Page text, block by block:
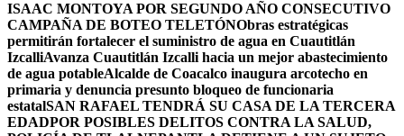
ISAAC MONTOYA POR SEGUNDO AÑO CONSECUTIVO
CAMPAÑA DE BOTEO TELETÓNObras estratégicas
permitirán fortalecer el suministro de agua en Cuautitlán
IzcalliAvanza Cuautitlán Izcalli hacia un mejor abastecimiento
de agua potableAlcalde de Coacalco inaugura arcotecho en
primaria y denuncia presunto bloqueo de funcionaria
estatalSAN RAFAEL TENDRÁ SU CASA DE LA TERCERA
EDADPOR POSIBLES DELITOS CONTRA LA SALUD,